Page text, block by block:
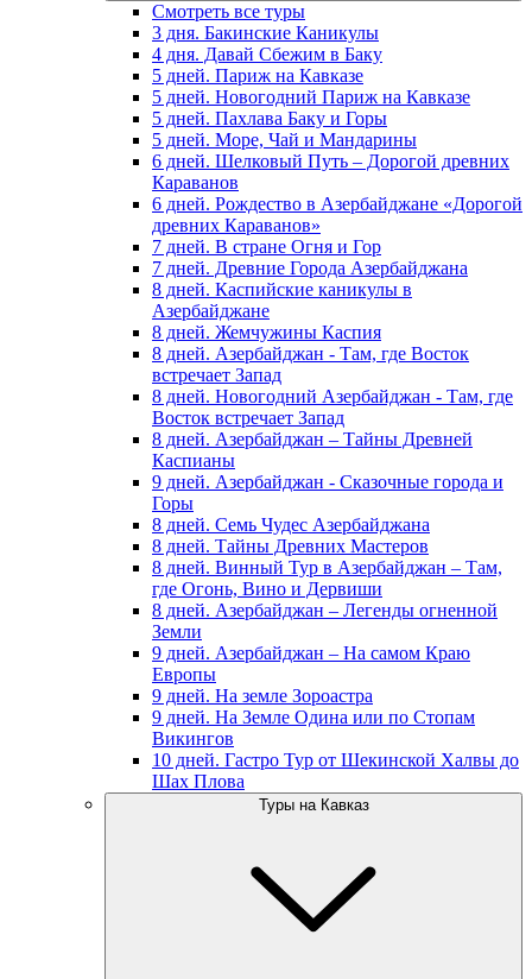
Смотреть все туры
3 дня. Бакинские Каникулы
4 дня. Давай Сбежим в Баку
5 дней. Париж на Кавказе
5 дней. Новогодний Париж на Кавказе
5 дней. Пахлава Баку и Горы
5 дней. Море, Чай и Мандарины
6 дней. Шелковый Путь – Дорогой древних
Караванов
6 дней. Рождество в Азербайджане «Дорогой
древних Караванов»
7 дней. В стране Огня и Гор
7 дней. Древние Города Азербайджана
8 дней. Каспийские каникулы в
Азербайджане
8 дней. Жемчужины Каспия
8 дней. Азербайджан - Там, где Восток
встречает Запад
8 дней. Новогодний Азербайджан - Там, где
Восток встречает Запад
8 дней. Азербайджан – Тайны Древней
Каспианы
9 дней. Азербайджан - Сказочные города и
Горы
8 дней. Семь Чудес Азербайджана
8 дней. Тайны Древних Мастеров
8 дней. Винный Тур в Азербайджан – Там,
где Огонь, Вино и Дервиши
8 дней. Азербайджан – Легенды огненной
Земли
9 дней. Азербайджан – На самом Краю
Европы
9 дней. На земле Зороастра
9 дней. На Земле Одина или по Стопам
Викингов
10 дней. Гастро Тур от Шекинской Халвы до
Шах Плова
Туры на Кавказ